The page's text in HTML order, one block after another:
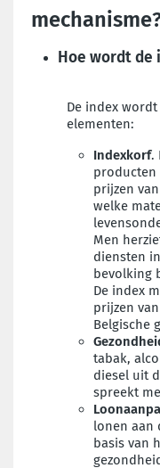
Hoe wordt de
De index
elementen:
Indexkorf.
producten
prijzen
welke
Men
diensten
bevolking
De index
prijzen
Belgische
tabak,
diesel uit
spreekt
lonen aan
basis van